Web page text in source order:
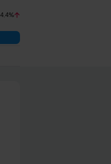
4,4%